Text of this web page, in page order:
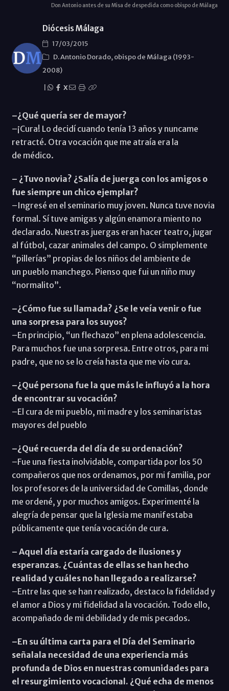
Don Antonio antes de su Misa de despedida como obispo de Málaga
Diócesis Málaga
17/03/2015
D. Antonio Dorado, obispo de Málaga (1993-
2008)
X
–¿Qué quería ser de mayor?
–¡Cura! Lo decidí cuando tenía 13 años y nuncame
retracté. Otra vocación que me atraía era la
de médico.
– ¿Tuvo novia? ¿Salía de juerga con los amigos o
fue siempre un chico ejemplar?
–Ingresé en el seminario muy joven. Nunca tuve novia
formal. Sí tuve amigas y algún enamora miento no
declarado. Nuestras juergas eran hacer teatro, jugar
al fútbol, cazar animales del campo. O simplemente
“pillerías” propias de los niños del ambiente de
un pueblo manchego. Pienso que fui un niño muy
“normalito”.
–¿Cómo fue su llamada? ¿Se le veía venir o fue
una sorpresa para los suyos?
–En principio, “un flechazo” en plena adolescencia.
Para muchos fue una sorpresa. Entre otros, para mi
padre, que no se lo creía hasta que me vio cura.
–¿Qué persona fue la que más le influyó a la hora
de encontrar su vocación?
–El cura de mi pueblo, mi madre y los seminaristas
mayores del pueblo
–¿Qué recuerda del día de su ordenación?
–Fue una fiesta inolvidable, compartida por los 50
compañeros que nos ordenamos, por mi familia, por
los profesores de la universidad de Comillas, donde
me ordené, y por muchos amigos. Experimenté la
alegría de pensar que la Iglesia me manifestaba
públicamente que tenía vocación de cura.
– Aquel día estaría cargado de ilusiones y
esperanzas. ¿Cuántas de ellas se han hecho
realidad y cuáles no han llegado a realizarse?
–Entre las que se han realizado, destaco la fidelidad y
el amor a Dios y mi fidelidad a la vocación. Todo ello,
acompañado de mi debilidad y de mis pecados.
–En su última carta para el Día del Seminario
señalala necesidad de una experiencia más
profunda de Dios en nuestras comunidades para
el resurgimiento vocacional. ¿Qué echa de menos